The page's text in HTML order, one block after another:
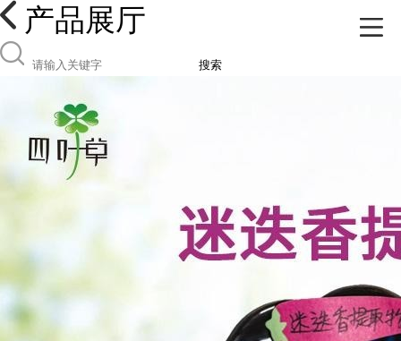
产品展厅
搜索